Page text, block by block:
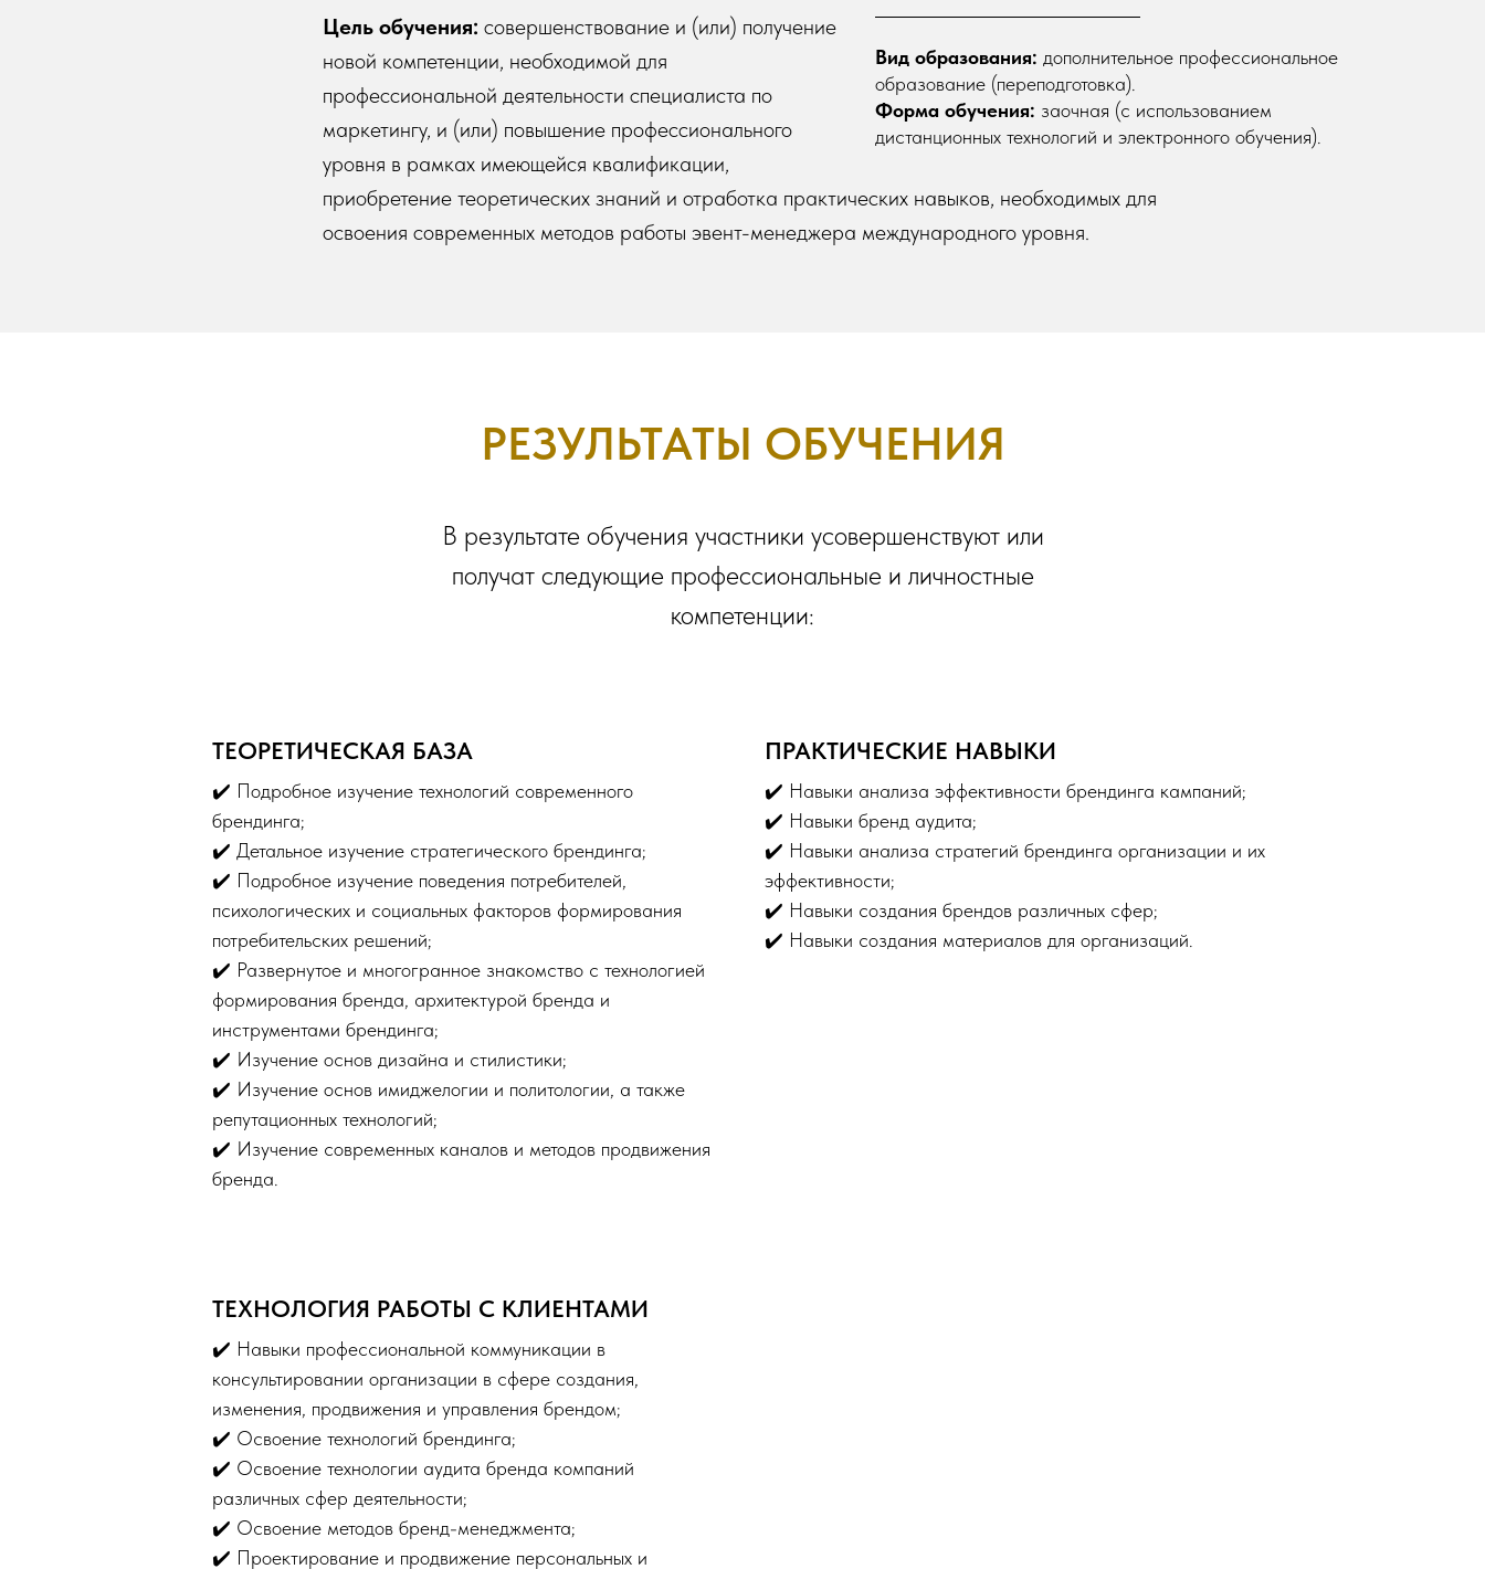
Вид образования: дополнительное профессиональное
образование (переподготовка).
Форма обучения: заочная (с использованием
дистанционных технологий и электронного обучения).
Цель обучения: совершенствование и (или) получение
новой компетенции, необходимой для
профессиональной деятельности специалиста по
маркетингу, и (или) повышение профессионального
уровня в рамках имеющейся квалификации,
приобретение теоретических знаний и отработка практических навыков, необходимых для
освоения современных методов работы эвент-менеджера международного уровня.
РЕЗУЛЬТАТЫ ОБУЧЕНИЯ
В результате обучения участники усовершенствуют или
получат следующие профессиональные и личностные
компетенции:
ТЕОРЕТИЧЕСКАЯ БАЗА
✔️ Подробное изучение технологий современного
брендинга;
✔️ Детальное изучение стратегического брендинга;
✔️ Подробное изучение поведения потребителей,
психологических и социальных факторов формирования
потребительских решений;
✔️ Развернутое и многогранное знакомство с технологией
формирования бренда, архитектурой бренда и
инструментами брендинга;
✔️ Изучение основ дизайна и стилистики;
✔️ Изучение основ имиджелогии и политологии, а также
репутационных технологий;
✔️ Изучение современных каналов и методов продвижения
бренда.
ПРАКТИЧЕСКИЕ НАВЫКИ
✔️ Навыки анализа эффективности брендинга кампаний;
✔️ Навыки бренд аудита;
✔️ Навыки анализа стратегий брендинга организации и их
эффективности;
✔️ Навыки создания брендов различных сфер;
✔️ Навыки создания материалов для организаций.
ТЕХНОЛОГИЯ РАБОТЫ С КЛИЕНТАМИ
✔️ Навыки профессиональной коммуникации в
консультировании организации в сфере создания,
изменения, продвижения и управления брендом;
✔️ Освоение технологий брендинга;
✔️ Освоение технологии аудита бренда компаний
различных сфер деятельности;
✔️ Освоение методов бренд-менеджмента;
✔️ Проектирование и продвижение персональных и